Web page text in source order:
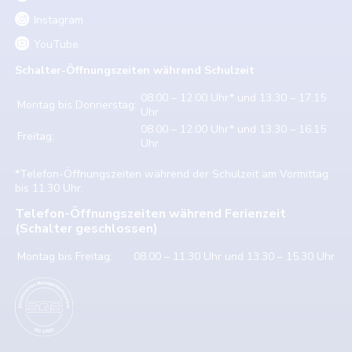
Instagram
YouTube
Schalter-Öffnungszeiten während Schulzeit
Montag bis Donnerstag: 08.00 – 12.00 Uhr* und 13.30 – 17.15
Uhr
Freitag:
08.00 – 12.00 Uhr* und 13.30 – 16.15
Uhr
*Telefon-Öffnungszeiten während der Schulzeit am Vormittag
bis 11.30 Uhr.
Telefon-Öffnungszeiten während Ferienzeit
(Schalter geschlossen)
Montag bis Freitag: 08.00 – 11.30 Uhr und 13.30 – 15.30 Uhr